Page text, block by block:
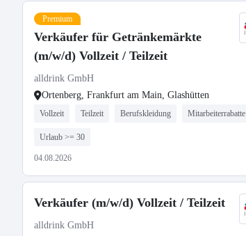
Premium
Verkäufer für Getränkemärkte
(m/w/d) Vollzeit / Teilzeit
alldrink GmbH
Ortenberg, Frankfurt am Main, Glashütten
Vollzeit Teilzeit Berufskleidung Mitarbeiterrabatte
Urlaub >= 30
04.08.2026
Verkäufer (m/w/d) Vollzeit / Teilzeit
alldrink GmbH